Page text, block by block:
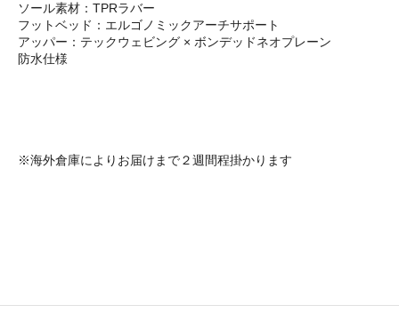
ソール素材：TPRラバー
フットベッド：エルゴノミックアーチサポート
アッパー：テックウェビング × ボンデッドネオプレーン
防水仕様
※海外倉庫によりお届けまで２週間程掛かります